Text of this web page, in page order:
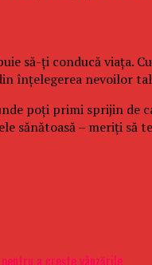
să-ți conducă
înțelegerea nevoilor
poți primi sprijin de
sănătoasă – meriți să